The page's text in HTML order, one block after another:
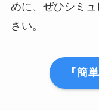
めに、ぜひシミ
さい。
『簡